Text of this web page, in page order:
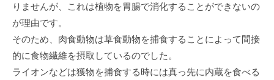
りませんが、これは植物を胃腸で消化することができないの
が理由です。
そのため、⾁⾷動物は草⾷動物を捕⾷することによって間接
的に⾷物繊維を摂取しているのでした。
ライオンなどは獲物を捕⾷する時には真っ先に内蔵を⾷べる